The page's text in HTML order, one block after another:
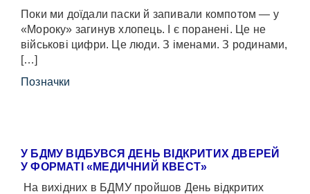
Поки ми доїдали паски й запивали компотом — у
«Мороку» загинув хлопець. І є поранені. Це не
військові цифри. Це люди. З іменами. З родинами,
[…]
Позначки
У БДМУ ВІДБУВСЯ ДЕНЬ ВІДКРИТИХ ДВЕРЕЙ
У ФОРМАТІ «МЕДИЧНИЙ КВЕСТ»
На вихідних в БДМУ пройшов День відкритих